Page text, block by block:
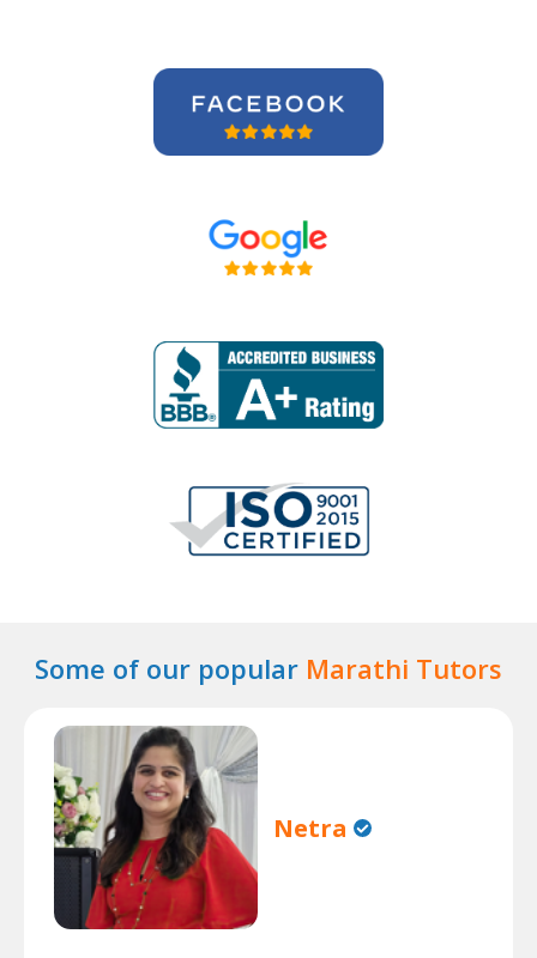
Some of our popular Marathi Tutors
Netra